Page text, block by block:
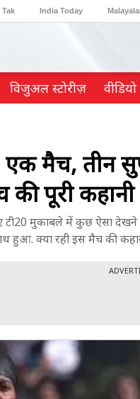
Tak India Today
विजुअल स्टोरीज़ वीडियो
मैच, तीन
की पूरी कहानी
मुकाबले में कुछ ऐसा
हुआ. क्या रही इस मैच की